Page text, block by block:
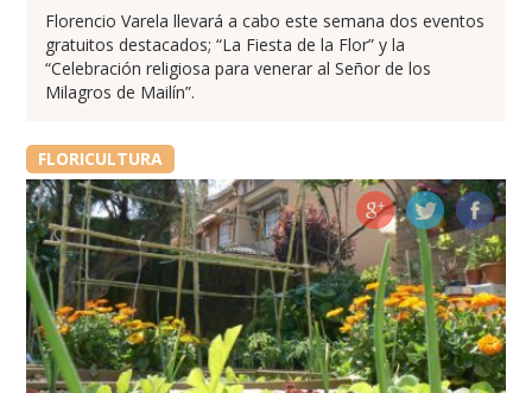
Florencio Varela llevará a cabo este semana dos eventos
gratuitos destacados; “La Fiesta de la Flor” y la
“Celebración religiosa para venerar al Señor de los
Milagros de Mailín”.
FLORICULTURA